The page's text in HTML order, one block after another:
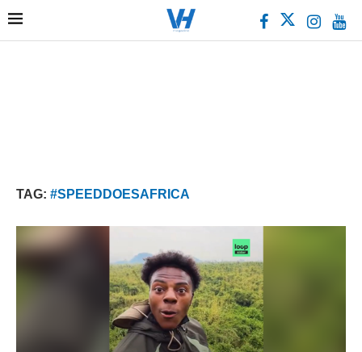
TAG: #SPEEDDOESAFRICA